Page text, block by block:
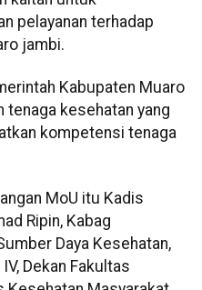
pelayanan terhadap
jambi.
Kabupaten Muaro
tenaga kesehatan yang
kompetensi tenaga
MoU itu Kadis
Ripin, Kabag
Daya Kesehatan,
Dekan Fakultas